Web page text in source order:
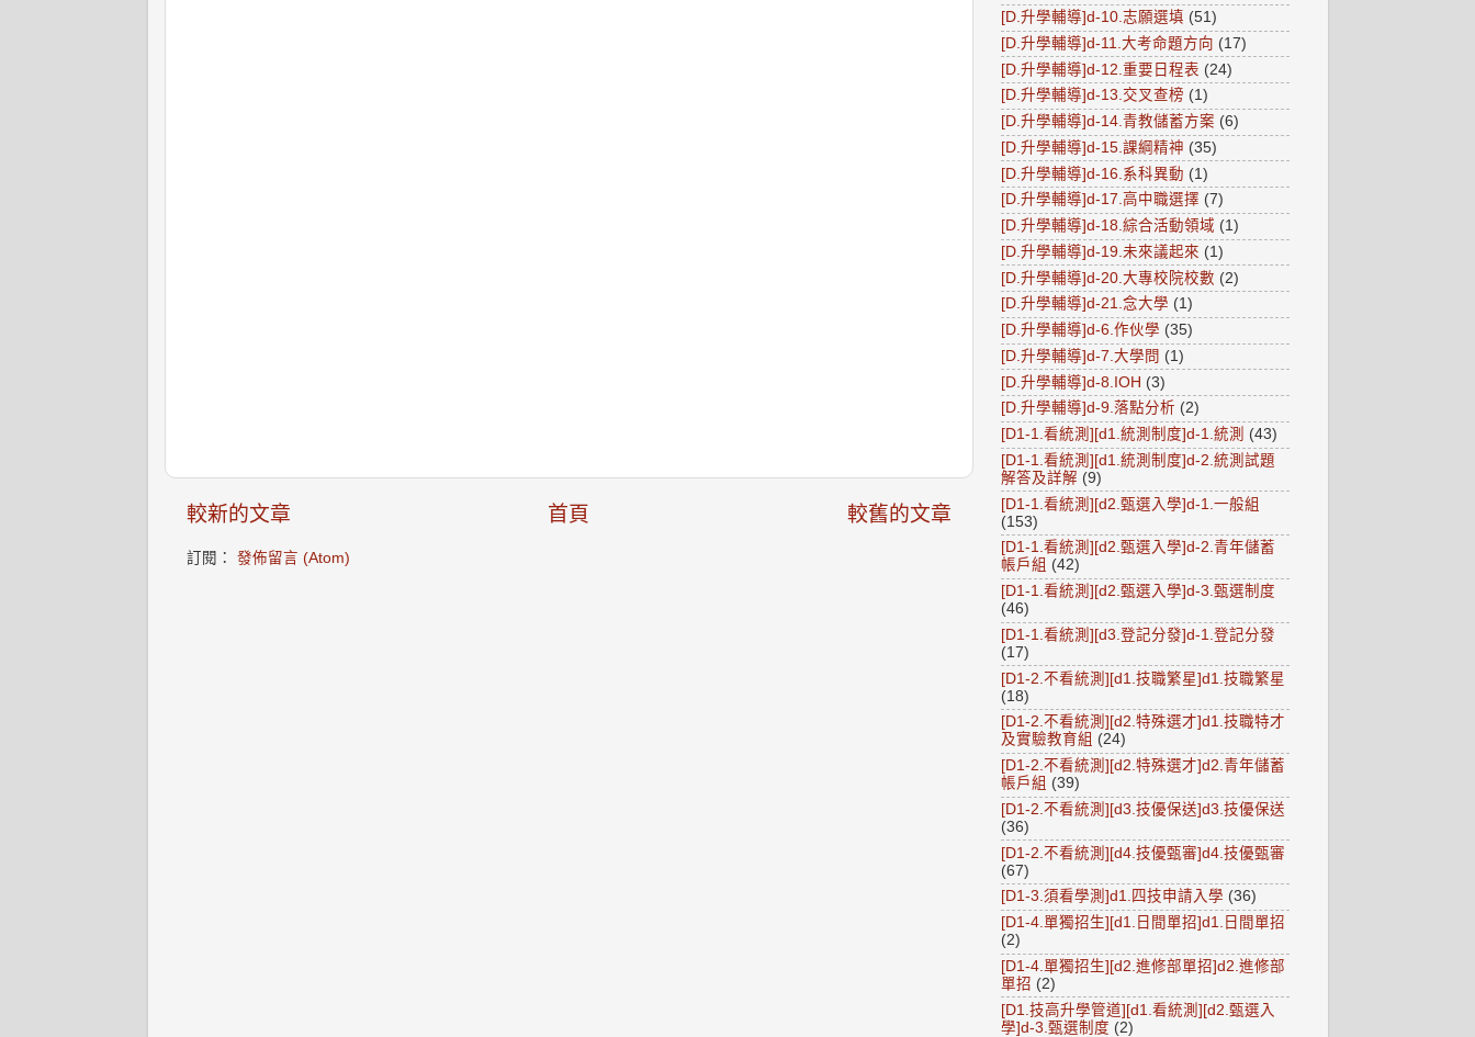
較新的文章 較舊的文章
首頁
訂閱： 發佈留言 (Atom)
[D.升學輔導]d-10.志願選填 (51)
[D.升學輔導]d-11.大考命題方向 (17)
[D.升學輔導]d-12.重要日程表 (24)
[D.升學輔導]d-13.交叉查榜 (1)
[D.升學輔導]d-14.青教儲蓄方案 (6)
[D.升學輔導]d-15.課綱精神 (35)
[D.升學輔導]d-16.系科異動 (1)
[D.升學輔導]d-17.高中職選擇 (7)
[D.升學輔導]d-18.綜合活動領域 (1)
[D.升學輔導]d-19.未來議起來 (1)
[D.升學輔導]d-20.大專校院校數 (2)
[D.升學輔導]d-21.念大學 (1)
[D.升學輔導]d-6.作伙學 (35)
[D.升學輔導]d-7.大學問 (1)
[D.升學輔導]d-8.IOH (3)
[D.升學輔導]d-9.落點分析 (2)
[D1-1.看統測][d1.統測制度]d-1.統測 (43)
[D1-1.看統測][d1.統測制度]d-2.統測試題
解答及詳解 (9)
[D1-1.看統測][d2.甄選入學]d-1.一般組
(153)
[D1-1.看統測][d2.甄選入學]d-2.青年儲蓄
帳戶組 (42)
[D1-1.看統測][d2.甄選入學]d-3.甄選制度
(46)
[D1-1.看統測][d3.登記分發]d-1.登記分發
(17)
[D1-2.不看統測][d1.技職繁星]d1.技職繁星
(18)
[D1-2.不看統測][d2.特殊選才]d1.技職特才
及實驗教育組 (24)
[D1-2.不看統測][d2.特殊選才]d2.青年儲蓄
帳戶組 (39)
[D1-2.不看統測][d3.技優保送]d3.技優保送
(36)
[D1-2.不看統測][d4.技優甄審]d4.技優甄審
(67)
[D1-3.須看學測]d1.四技申請入學 (36)
[D1-4.單獨招生][d1.日間單招]d1.日間單招
(2)
[D1-4.單獨招生][d2.進修部單招]d2.進修部
單招 (2)
[D1.技高升學管道][d1.看統測][d2.甄選入
學]d-3.甄選制度 (2)